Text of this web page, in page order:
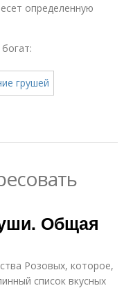
определенную
Общая
Розовых, которое,
список вкусных